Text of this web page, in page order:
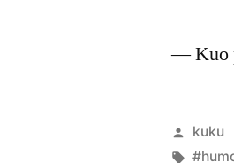
— Kuo
Posted
by
kuku
Tags: